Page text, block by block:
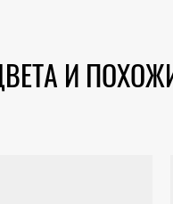
И